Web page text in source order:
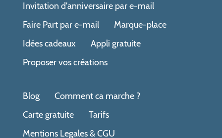
Invitation d'anniversaire par e-mail
Faire Part par e-mail
Marque-place
Idées cadeaux
Appli gratuite
Proposer vos créations
Blog
Comment ca marche ?
Carte gratuite
Tarifs
Mentions Legales & CGU